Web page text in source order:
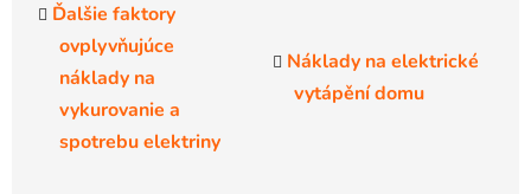
Ďalšie faktory
ovplyvňujúce
náklady na
vykurovanie a
spotrebu elektriny
Náklady na elektrické
vytápění domu